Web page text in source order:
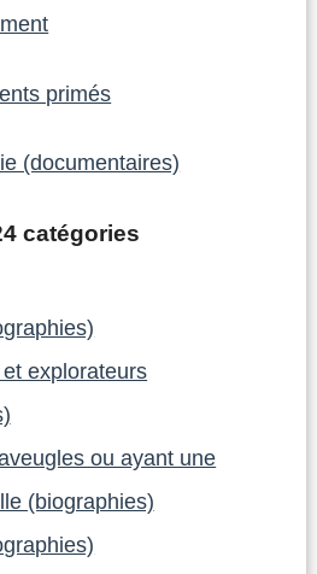
primés
(documentaires)
catégories
explorateurs
ou ayant une
(biographies)